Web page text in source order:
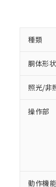
種類
胴体形状
照光/非
操作部
動作機能